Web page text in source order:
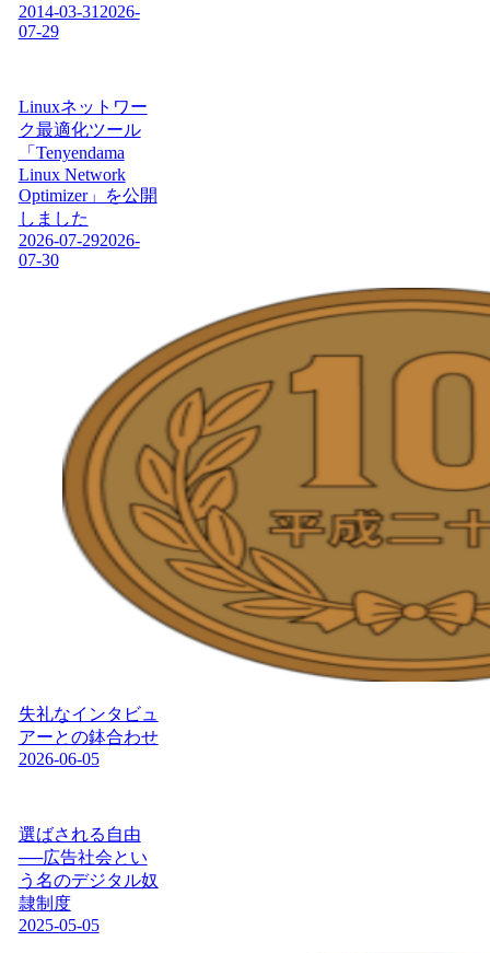
2014-03-31 2026-
07-29
Linuxネットワー
ク最適化ツール
「Tenyendama
Linux Network
Optimizer」を公開
しました
2026-07-292026-
07-30
失礼なインタビュ
アーとの鉢合わせ
2026-06-05
選ばされる自由
──広告社会とい
う名のデジタル奴
隷制度
2025-05-05